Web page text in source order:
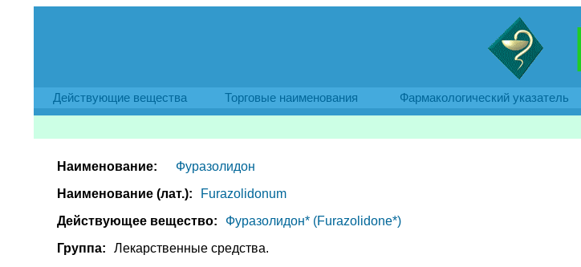
Действующие вещества Торговые наименования Фармакологический указатель
Наименование:
Фуразолидон
Наименование (лат.):
Furazolidonum
Действующее вещество:
Фуразолидон* (Furazolidone*)
Группа:
Лекарственные средства.